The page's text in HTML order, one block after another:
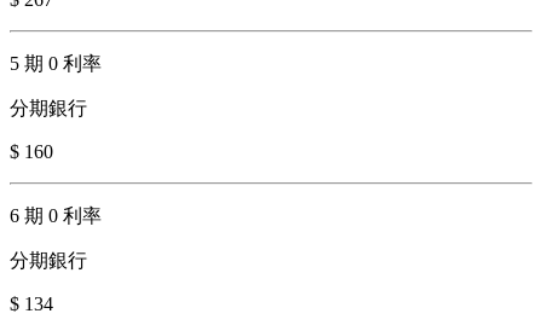
5 期 0 利率
分期銀行
$ 160
6 期 0 利率
分期銀行
$ 134